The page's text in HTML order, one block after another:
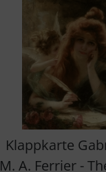
Klappkarte
M. A. Ferrier -